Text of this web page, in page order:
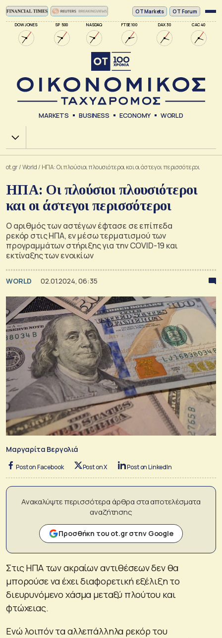
DOW JONES SP 500 NASDAQ FTSE 100 DAX 30 CAC 40
ΟΤ Markets OT Forum
MARKETS BUSINESS ECONOMY WORLD
Χ.Α.
ot.gr/World / ΗΠΑ: Οι πλούσιοι πλουσιότεροι και οι άστεγοι περισσότεροι
ΗΠΑ: Οι πλούσιοι πλουσιότεροι
και οι άστεγοι περισσότεροι
Ο αριθμός των αστέγων έφτασε σε επίπεδα
ρεκόρ στις ΗΠΑ, εν μέσω τερματισμού των
προγραμμάτων στήριξης για την COVID-19 και
εκτίναξης των ενοικίων
WORLD 02.01.2024, 06:35
Μαργαρίτα Βεργολιά
Post on Facebook Post on X Post on LinkedIn
Ανακαλύψτε περισσότερα άρθρα στα αποτελέσματα
αναζήτησης
Προσθήκη του ot.gr στην Google
Στις ΗΠΑ των ακραίων αντιθέσεων δεν θα
μπορούσε να έχει διαφορετική εξέλιξη το
διευρυνόμενο χάσμα μεταξύ πλούτου και
φτώχειας.
Ενώ λοιπόν τα αλλεπάλληλα ρεκόρ του